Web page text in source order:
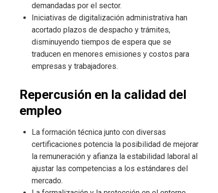
demandadas por el sector.
Iniciativas de digitalización administrativa han
acortado plazos de despacho y trámites,
disminuyendo tiempos de espera que se
traducen en menores emisiones y costos para
empresas y trabajadores.
Repercusión en la calidad del
empleo
La formación técnica junto con diversas
certificaciones potencia la posibilidad de mejorar
la remuneración y afianza la estabilidad laboral al
ajustar las competencias a los estándares del
mercado.